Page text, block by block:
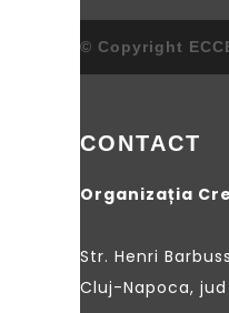
© Copyright
CONTACT
Organizația
Str. Henri
Cluj-Napoca, jud